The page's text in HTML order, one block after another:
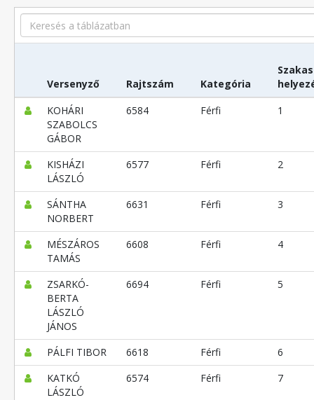
Search
Versenyző Rajtszám Kategória
KOHÁRI
SZABOLCS
GÁBOR
6584 Férfi 1
KISHÁZI
LÁSZLÓ
6577 Férfi 2
SÁNTHA
NORBERT
6631 Férfi 3
MÉSZÁROS
TAMÁS
6608 Férfi 4
ZSARKÓ-
BERTA
LÁSZLÓ
JÁNOS
6694 Férfi 5
PÁLFI TIBOR 6618 Férfi
6
KATKÓ
LÁSZLÓ
6574 Férfi 7